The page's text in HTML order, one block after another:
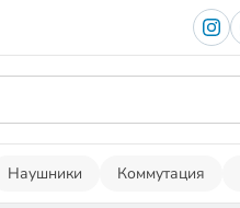
Наушники Коммутация